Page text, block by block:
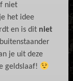
niet
het idee
en is dit niet
je uit deze
geldslaaf!